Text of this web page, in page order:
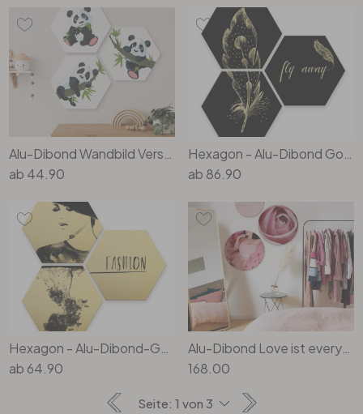
Alu-Dibond Wandbild Verspielte Pandas - 3er Set - Hexagon
ab 44.90
Hexagon - Alu-Dibond Goldeffekt - Kvilis - Fly away - Feder (3er Set)
ab 86.90
Hexagon - Alu-Dibond-Goldeffekt - Fashion Mode (3er Set)
ab 64.90
Alu-Dibond Love ist everything - Rund (3-teilig)
168.00